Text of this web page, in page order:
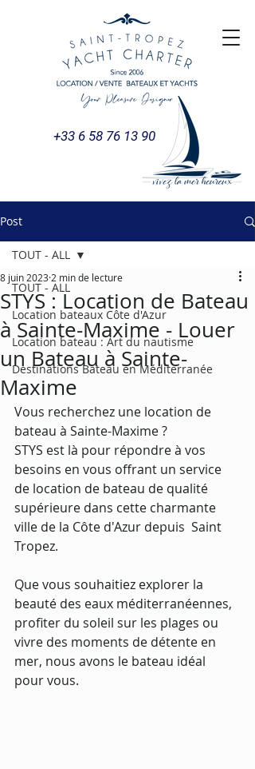
+33 6 58 76 13 90
Post
TOUT - ALL
Location bateaux Côte d'Azur
Location bateau : Art du nautisme
Destinations Bateau en Méditerranée
TOUT - ALL
STYS : Location de Bateau
à Sainte-Maxime - Louer
un Bateau à Sainte-
Maxime
8 juin 2023 2 min de lecture
Vous recherchez une location de
bateau à Sainte-Maxime ?
STYS est là pour répondre à vos
besoins en vous offrant un service
de location de bateau de qualité
supérieure dans cette charmante
ville de la Côte d'Azur depuis  Saint
Tropez.
Que vous souhaitiez explorer la
beauté des eaux méditerranéennes,
profiter du soleil sur les plages ou
vivre des moments de détente en
mer, nous avons le bateau idéal
pour vous.